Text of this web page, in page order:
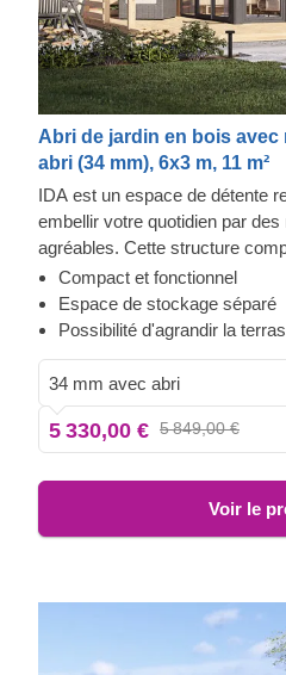
Abri de jardin en bois avec
abri (34 mm), 6x3 m, 11 m²
IDA est un espace de détente
embellir votre quotidien par
agréables. Cette structure
un coin salon extérieur, un
relaxer, et une terrasse en
confort. Profitez d'un espace de
Compact et fonctionnel
Espace de stockage séparé
Possibilité d'agrandir la
34 mm avec abri
5 330,00 € 5 849,00 €
Voir le